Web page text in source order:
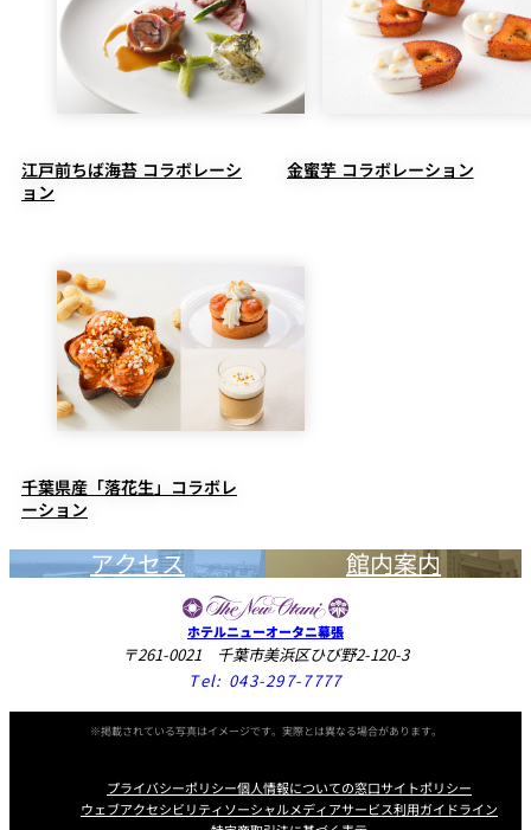
江戸前ちば海苔 コラボレーシ
ョン
金蜜芋 コラボレーション
千葉県産「落花生」コラボレ
ーション
アクセス 館内案内
ホテルニューオータニ幕張
〒261-0021 千葉市美浜区ひび野2-120-3
Tel: 043-297-7777
※掲載されている写真はイメージです。実際とは異なる場合があります。
プライバシーポリシー個人情報についての窓口サイトポリシー
ウェブアクセシビリティソーシャルメディアサービス利用ガイドライン